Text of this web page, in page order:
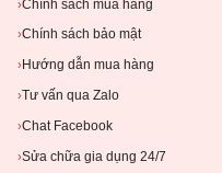
›Chính sách mua hàng
›Chính sách bảo mật
› Hướng dẫn mua hàng
›Tư vấn qua Zalo
›Chat Facebook
›Sửa chữa gia dụng 24/7